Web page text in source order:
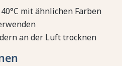
mit ähnlichen Farben
an der Luft trocknen